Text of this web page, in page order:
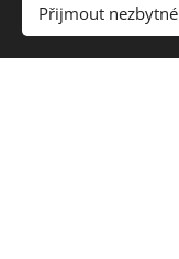
Přijmout nezbytné